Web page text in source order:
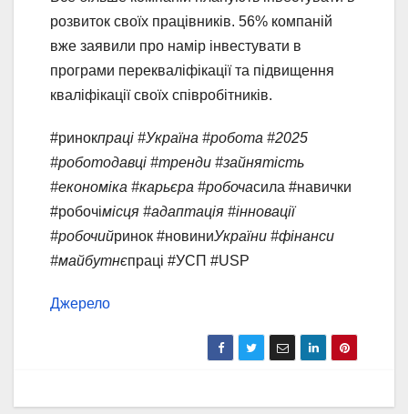
розвиток своїх працівників. 56% компаній
вже заявили про намір інвестувати в
програми перекваліфікації та підвищення
кваліфікації своїх співробітників.
#ринокпраці #Україна #робота #2025
#роботодавці #тренди #зайнятість
#економіка #карьєра #робочасила #навички
#робочімісця #адаптація #інновації
#робочийринок #новиниУкраїни #фінанси
#майбутнєпраці #УСП #USP
Джерело